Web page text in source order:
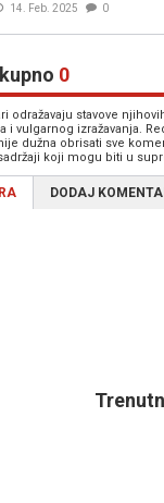
14. Feb. 2025 0
0
odražavaju stavove
i vulgarnog izražavanja.
dužna obrisati sve
koji mogu biti u
DODAJ